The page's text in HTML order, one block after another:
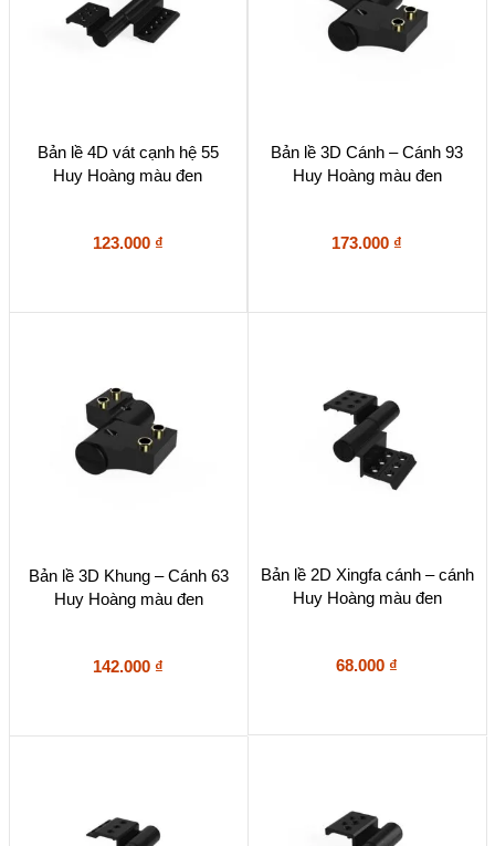
Bản lề 4D vát cạnh hệ 55
Huy Hoàng màu đen
123.000 ₫
Bản lề 3D Cánh – Cánh 93
Huy Hoàng màu đen
173.000 ₫
Bản lề 3D Khung – Cánh 63
Huy Hoàng màu đen
142.000 ₫
Bản lề 2D Xingfa cánh – cánh
Huy Hoàng màu đen
68.000 ₫